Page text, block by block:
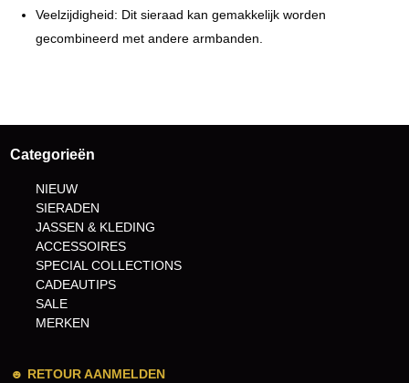
Veelzijdigheid: Dit sieraad kan gemakkelijk worden
gecombineerd met andere armbanden.
Categorieën
NIEUW
SIERADEN
JASSEN & KLEDING
ACCESSOIRES
SPECIAL COLLECTIONS
CADEAUTIPS
SALE
MERKEN
☻ RETOUR AANMELDEN